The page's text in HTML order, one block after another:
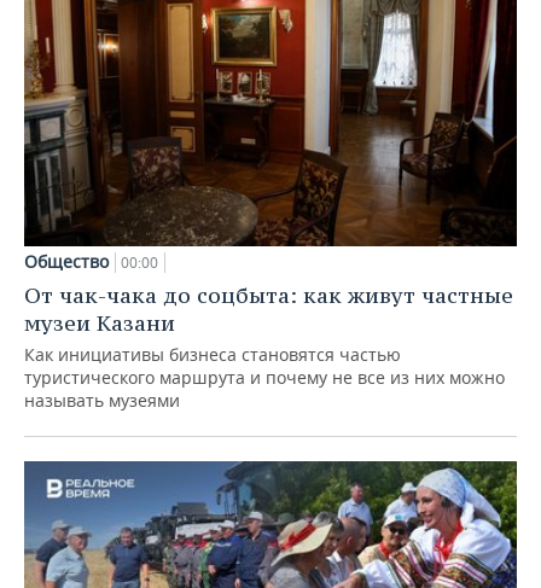
Общество 00:00
От чак-чака до соцбыта: как живут частные
музеи Казани
Как инициативы бизнеса становятся частью
туристического маршрута и почему не все из них можно
называть музеями